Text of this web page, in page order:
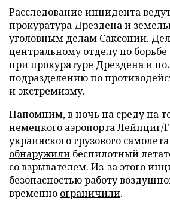
Расследование инцидента
прокуратура Дрездена и
уголовным делам Саксонии.
центральному отделу по
при прокуратуре Дрездена и
подразделению по
и экстремизму.
Напомним, в ночь на среду на
немецкого аэропорта Лейпциг/
украинского грузового
обнаружили беспилотный
со взрывателем. Из-за этого
безопасностью работу
временно ограничили.